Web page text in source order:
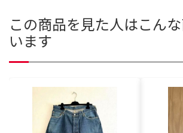
この商品を見た人はこん
います